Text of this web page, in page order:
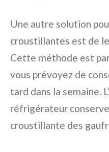
Une autre solution
croustillantes est de
Cette méthode est
vous prévoyez de
tard dans la semaine.
réfrigérateur
croustillante des